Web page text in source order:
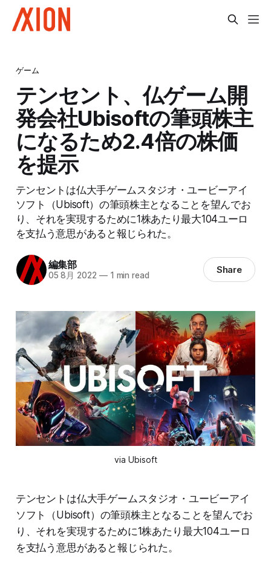
ゲーム
テンセント、仏ゲーム開
発会社Ubisoftの筆頭株主
になるため2.4倍の株価
を提示
テンセントは仏大手ゲームスタジオ・ユービーアイ
ソフト（Ubisoft）の筆頭株主となることを望んでお
り、それを実現するために1株あたり最大104ユーロ
を支払う意思があると報じられた。
編集部
05 8月 2022 —1 min read Share
via Ubisoft
テンセントは仏大手ゲームスタジオ・ユービーアイ
ソフト（Ubisoft）の筆頭株主となることを望んでお
り、それを実現するために1株あたり最大104ユーロ
を支払う意思があると報じられた。